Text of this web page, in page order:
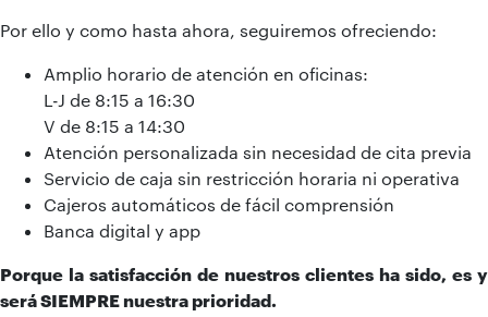
Por ello y como hasta ahora, seguiremos ofreciendo:
Amplio horario de atención en oficinas:
L-J de 8:15 a 16:30
V de 8:15 a 14:30
Atención personalizada sin necesidad de cita previa
Servicio de caja sin restricción horaria ni operativa
Cajeros automáticos de fácil comprensión
Banca digital y app
Porque la satisfacción de nuestros clientes ha sido, es y
será SIEMPRE nuestra prioridad.